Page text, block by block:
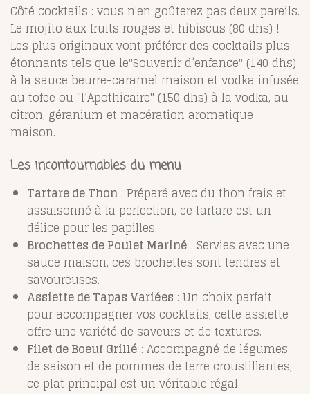
Côté cocktails : vous n'en goûterez pas deux pareils.
Le mojito aux fruits rouges et hibiscus (80 dhs) !
Les plus originaux vont préférer des cocktails plus
étonnants tels que le"Souvenir d’enfance" (140 dhs)
à la sauce beurre-caramel maison et vodka infusée
au tofee ou "l’Apothicaire" (150 dhs) à la vodka, au
citron, géranium et macération aromatique
maison.
Les incontournables du menu
Tartare de Thon : Préparé avec du thon frais et
assaisonné à la perfection, ce tartare est un
délice pour les papilles.
Brochettes de Poulet Mariné : Servies avec une
sauce maison, ces brochettes sont tendres et
savoureuses.
Assiette de Tapas Variées : Un choix parfait
pour accompagner vos cocktails, cette assiette
offre une variété de saveurs et de textures.
Filet de Boeuf Grillé : Accompagné de légumes
de saison et de pommes de terre croustillantes,
ce plat principal est un véritable régal.